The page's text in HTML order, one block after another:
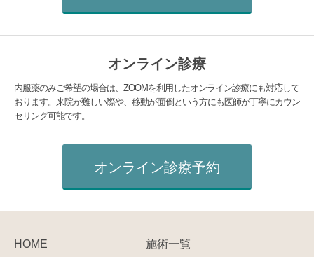
オンライン診療
内服薬のみご希望の場合は、ZOOMを利用したオンライン診療にも対応して
おります。来院が難しい際や、移動が面倒という方にも医師が丁寧にカウン
セリング可能です。
オンライン診療予約
HOME 施術一覧